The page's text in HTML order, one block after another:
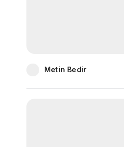
Metin Bedir